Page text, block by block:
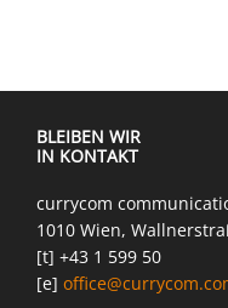
BLEIBEN WIR
IN KONTAKT
currycom
1010 Wien,
[t] +43 1 599 50
[e]